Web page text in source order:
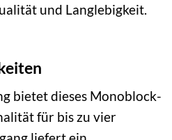
und Langlebigkeit.
bietet dieses Monoblock-
für bis zu vier